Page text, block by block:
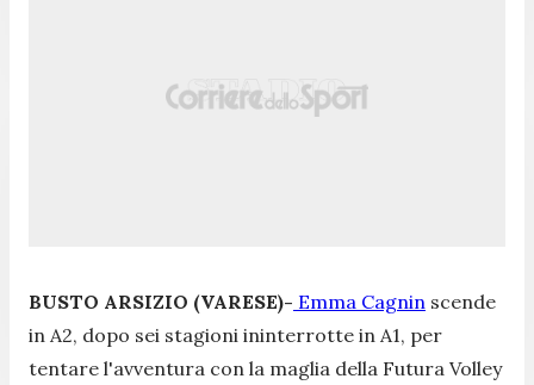
BUSTO ARSIZIO (VARESE)- Emma Cagnin scende
in A2, dopo sei stagioni ininterrotte in A1, per
tentare l'avventura con la maglia della Futura Volley